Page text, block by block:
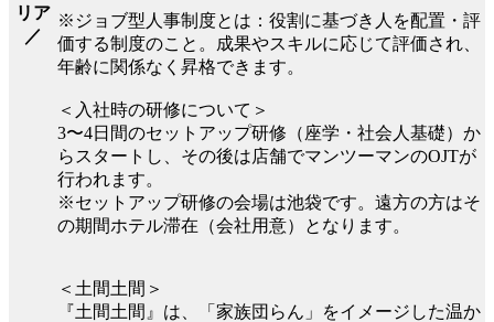
リア
／
※ジョブ型人事制度とは：役割に基づき人を配置・評
価する制度のこと。成果やスキルに応じて評価され、
年齢に関係なく昇格できます。
＜入社時の研修について＞
3〜4日間のセットアップ研修（座学・社会人基礎）か
らスタートし、その後は店舗でマンツーマンのOJTが
行われます。
※セットアップ研修の会場は池袋です。遠方の方はそ
の期間ホテル滞在（会社用意）となります。
＜土間土間＞
『土間土間』は、「家族団らん」をイメージした温か